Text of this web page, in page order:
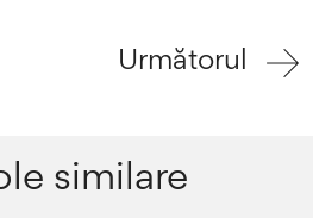
Următorul
similare